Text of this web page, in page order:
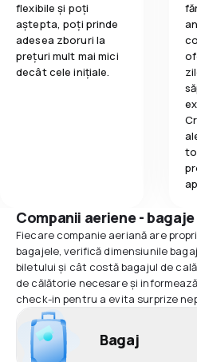
flexibile și poți
aștepta, poți prinde
adesea zboruri la
prețuri mult mai mici
decât cele inițiale.
Companii aeriene -
Fiecare companie aeriană are
bagajele, verifică dimensiunile
biletului și cât costă bagajul de
de călătorie necesare și
check-in pentru a evita surprize
Bagaj